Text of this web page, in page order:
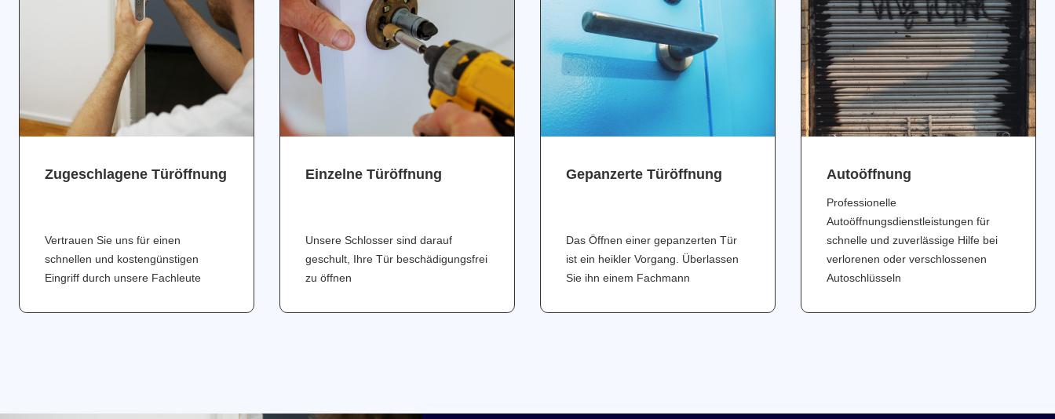
Zugeschlagene Türöffnung
Vertrauen Sie uns für einen
schnellen und kostengünstigen
Eingriff durch unsere Fachleute
Einzelne Türöffnung
Unsere Schlosser sind darauf
geschult, Ihre Tür beschädigungsfrei
zu öffnen
Gepanzerte Türöffnung
Das Öffnen einer gepanzerten Tür
ist ein heikler Vorgang. Überlassen
Sie ihn einem Fachmann
Аutoöffnung
Professionelle
Autoöffnungsdienstleistungen für
schnelle und zuverlässige Hilfe bei
verlorenen oder verschlossenen
Autoschlüsseln